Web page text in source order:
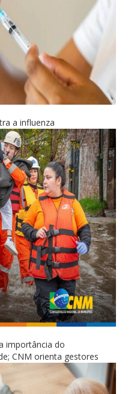
a influenza
importância do
CNM orienta gestores